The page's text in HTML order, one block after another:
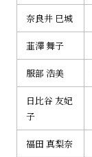
奈良井 巳城
韮澤 舞子
服部 浩美
日比谷 友妃
子
福田 真梨奈